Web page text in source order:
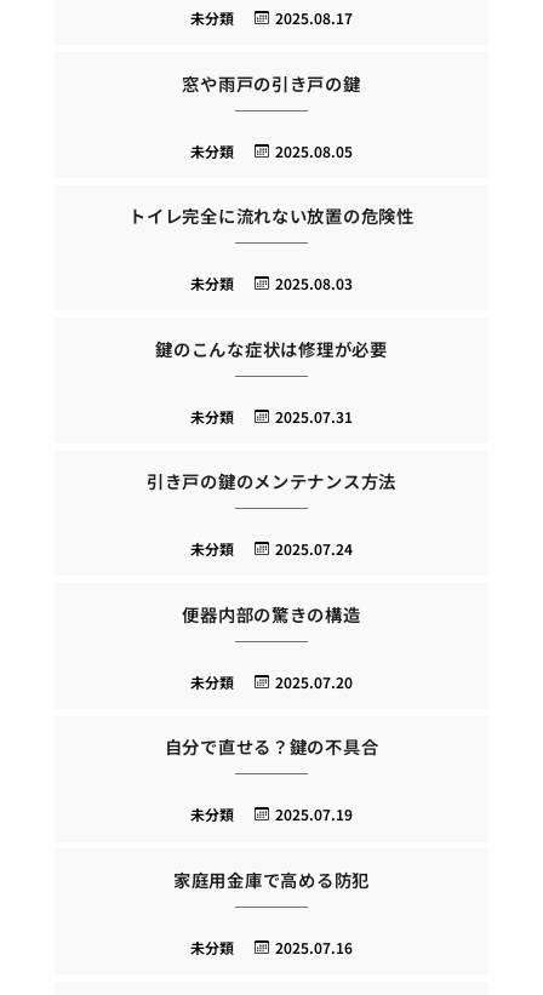
2025.08.17
未分類
窓や雨戸の引き戸の鍵
2025.08.05
未分類
トイレ完全に流れない放置の危険性
2025.08.03
未分類
鍵のこんな症状は修理が必要
2025.07.31
未分類
引き戸の鍵のメンテナンス方法
2025.07.24
未分類
便器内部の驚きの構造
2025.07.20
未分類
自分で直せる？鍵の不具合
2025.07.19
未分類
家庭用金庫で高める防犯
2025.07.16
未分類